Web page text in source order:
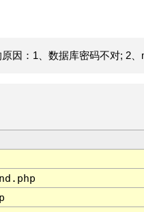
因：1、数据库密码不对; 2、